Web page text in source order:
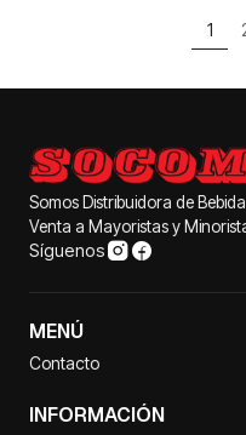
1
Somos Distribuidora de
Venta a Mayoristas y
Síguenos
MENÚ
Contacto
INFORMACIÓN